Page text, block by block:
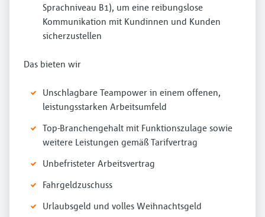
Sprachniveau B1), um eine reibungslose
Kommunikation mit Kundinnen und Kunden
sicherzustellen
Das bieten wir
Unschlagbare Teampower in einem offenen,
leistungsstarken Arbeitsumfeld
Top-Branchengehalt mit Funktionszulage sowie
weitere Leistungen gemäß Tarifvertrag
Unbefristeter Arbeitsvertrag
Fahrgeldzuschuss
Urlaubsgeld und volles Weihnachtsgeld